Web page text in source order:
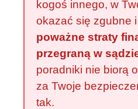
kogoś innego, w
okazać się zgubne
poważne straty
przegraną w
poradniki nie biorą
za Twoje
tak.